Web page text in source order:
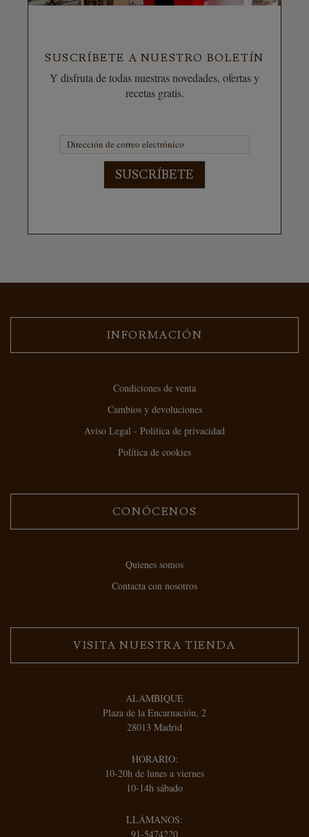
SUSCRÍBETE A NUESTRO BOLETÍN
Y disfruta de todas nuestras novedades, ofertas y
recetas gratis.
SUSCRÍBETE
INFORMACIÓN
Condiciones de venta
Cambios y devoluciones
Aviso Legal - Política de privacidad
Política de cookies
CONÓCENOS
Quienes somos
Contacta con nosotros
VISITA NUESTRA TIENDA
ALAMBIQUE
Plaza de la Encarnación, 2
28013 Madrid
HORARIO:
10-20h de lunes a viernes
10-14h sábado
LLÁMANOS:
91-5474220